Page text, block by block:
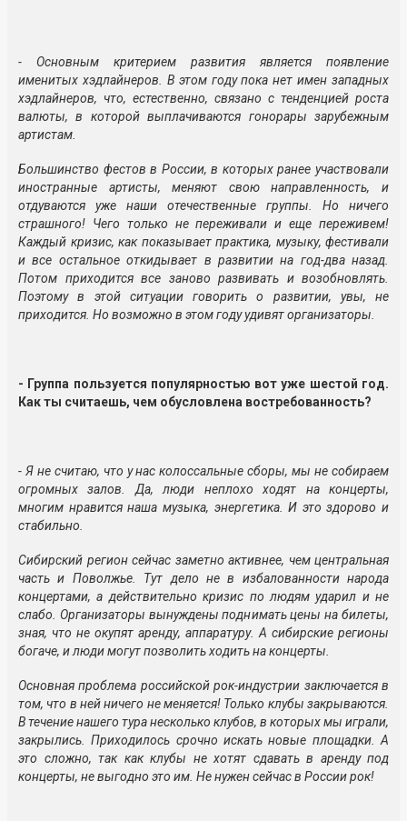
- Основным критерием развития является появление
именитых хэдлайнеров. В этом году пока нет имен западных
хэдлайнеров, что, естественно, связано с тенденцией роста
валюты, в которой выплачиваются гонорары зарубежным
артистам.
Большинство фестов в России, в которых ранее участвовали
иностранные артисты, меняют свою направленность, и
отдуваются уже наши отечественные группы. Но ничего
страшного! Чего только не переживали и еще переживем!
Каждый кризис, как показывает практика, музыку, фестивали
и все остальное откидывает в развитии на год-два назад.
Потом приходится все заново развивать и возобновлять.
Поэтому в этой ситуации говорить о развитии, увы, не
приходится. Но возможно в этом году удивят организаторы.
- Группа пользуется популярностью вот уже шестой год.
Как ты считаешь, чем обусловлена востребованность?
- Я не считаю, что у нас колоссальные сборы, мы не собираем
огромных залов. Да, люди неплохо ходят на концерты,
многим нравится наша музыка, энергетика. И это здорово и
стабильно.
Сибирский регион сейчас заметно активнее, чем центральная
часть и Поволжье. Тут дело не в избалованности народа
концертами, а действительно кризис по людям ударил и не
слабо. Организаторы вынуждены поднимать цены на билеты,
зная, что не окупят аренду, аппаратуру. А сибирские регионы
богаче, и люди могут позволить ходить на концерты.
Основная проблема российской рок-индустрии заключается в
том, что в ней ничего не меняется! Только клубы закрываются.
В течение нашего тура несколько клубов, в которых мы играли,
закрылись. Приходилось срочно искать новые площадки. А
это сложно, так как клубы не хотят сдавать в аренду под
концерты, не выгодно это им. Не нужен сейчас в России рок!